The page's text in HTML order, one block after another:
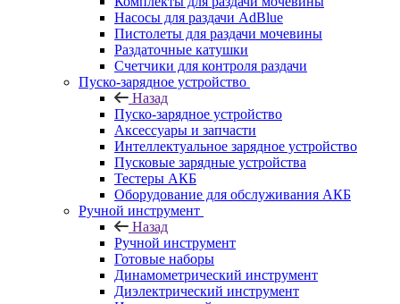
Насосы для раздачи AdBlue
Пистолеты для раздачи мочевины
Раздаточные катушки
Счетчики для контроля раздачи
Пуско-зарядное устройство
Назад
Пуско-зарядное устройство
Аксессуары и запчасти
Интеллектуальное зарядное устройство
Пусковые зарядные устройства
Тестеры АКБ
Оборудование для обслуживания АКБ
Ручной инструмент
Назад
Ручной инструмент
Готовые наборы
Динамометрический инструмент
Диэлектрический инструмент